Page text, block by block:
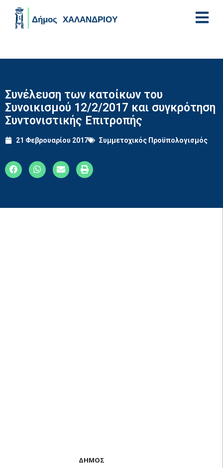
Συνέλευση των κατοίκων του
Συνοικισμού 12/2/2017 και συγκρότηση
Συντονιστικής Επιτροπής
21 Φεβρουαρίου 2017 Συμμετοχικός Προϋπολογισμός
ΔΗΜΟΣ